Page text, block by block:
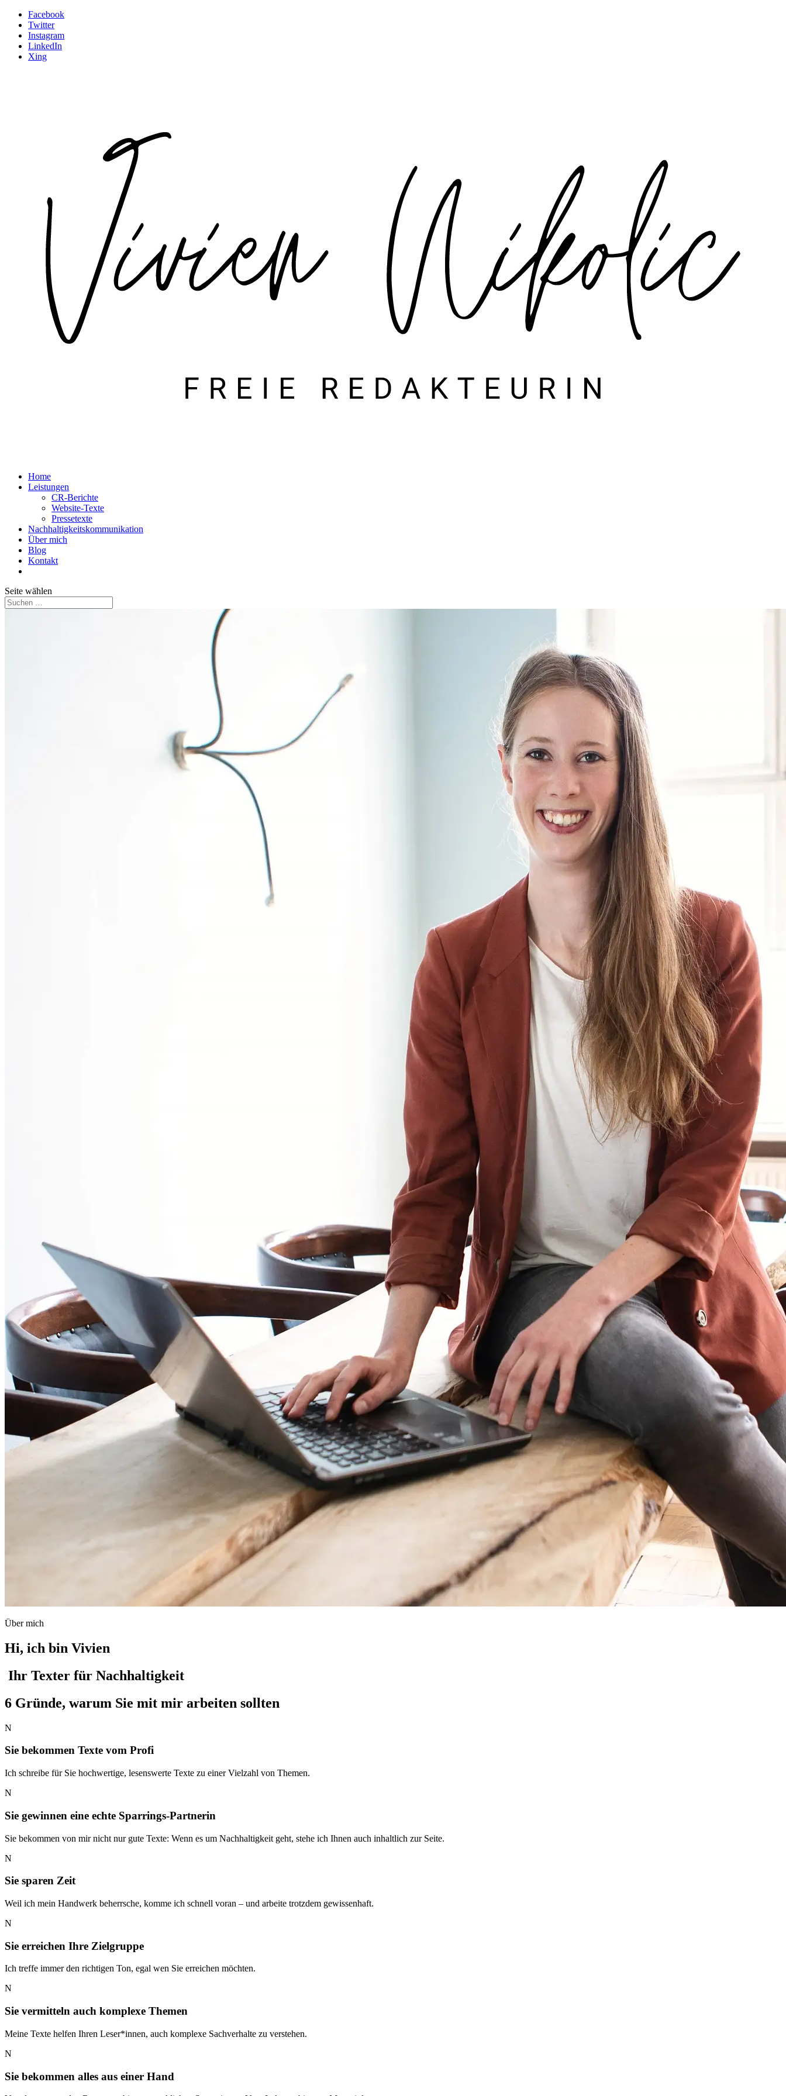
Facebook
Twitter
Instagram
LinkedIn
Xing
Home
Leistungen
CR-Berichte
Website-Texte
Pressetexte
Nachhaltigkeitskommunikation
Über mich
Blog
Kontakt
Seite wählen
Über mich
Hi, ich bin Vivien
Ihr Texter für Nachhaltigkeit
6 Gründe, warum Sie mit mir arbeiten sollten
N
Sie bekommen Texte vom Profi
Ich schreibe für Sie hochwertige, lesenswerte Texte zu einer Vielzahl von Themen.
N
Sie gewinnen eine echte Sparrings-Partnerin
Sie bekommen von mir nicht nur gute Texte: Wenn es um Nachhaltigkeit geht, stehe ich Ihnen auch inhaltlich zur Seite.
N
Sie sparen Zeit
Weil ich mein Handwerk beherrsche, komme ich schnell voran – und arbeite trotzdem gewissenhaft.
N
Sie erreichen Ihre Zielgruppe
Ich treffe immer den richtigen Ton, egal wen Sie erreichen möchten.
N
Sie vermitteln auch komplexe Themen
Meine Texte helfen Ihren Leser*innen, auch komplexe Sachverhalte zu verstehen.
N
Sie bekommen alles aus einer Hand